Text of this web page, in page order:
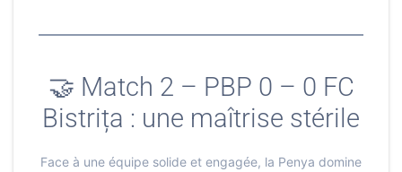
🤝 Match 2 – PBP 0 – 0 FC
Bistrița : une maîtrise stérile
Face à une équipe solide et engagée, la Penya domine